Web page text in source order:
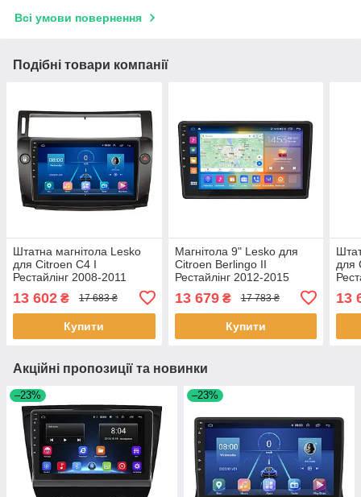
Всі умови повернення
Подібні товари компанії
Штатна магнітола Lesko
для Citroen C4 I
Рестайлінг 2008-2011
екран 9" 4/64Gb 4G Wi-Fi
GPS Top 3шт
13 602 ₴ 17 683 ₴
Купити
Магнітола 9" Lesko для
Citroen Berlingo II
Рестайлінг 2012-2015
4/64Gb CarPlay 4G Wi-Fi
GPS Prime 6шт
13 679₴ 17 783 ₴
Купити
для
13
Акційні пропозиції та новинки
–23% –23%